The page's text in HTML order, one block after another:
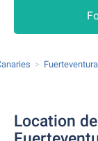
Fuerteventura
Location